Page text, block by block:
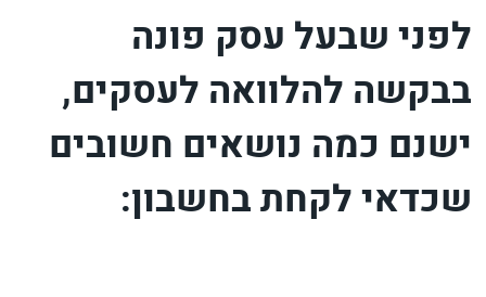
לפני שבעל עסק פונה
בבקשה להלוואה לעסקים,
ישנם כמה נושאים חשובים
שכדאי לקחת בחשבון: